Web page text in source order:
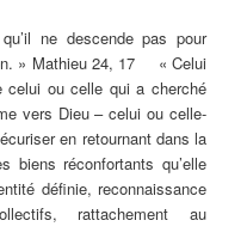
ne descende pas pour
» Mathieu 24, 17 « Celui
ou celle qui a cherché
vers Dieu – celui ou celle-
en retournant dans la
biens réconfortants qu’elle
définie, reconnaissance
rattachement au